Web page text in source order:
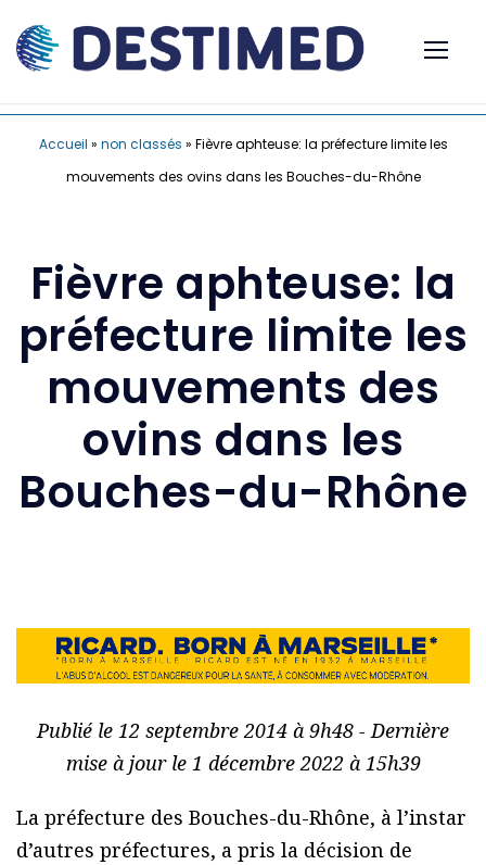
Accueil » non classés » Fièvre aphteuse: la préfecture limite les
mouvements des ovins dans les Bouches-du-Rhône
Fièvre aphteuse: la
préfecture limite les
mouvements des
ovins dans les
Bouches-du-Rhône
Publié le 12 septembre 2014 à 9h48 - Dernière
mise à jour le 1 décembre 2022 à 15h39
La préfecture des Bouches-du-Rhône, à l’instar
d’autres préfectures, a pris la décision de